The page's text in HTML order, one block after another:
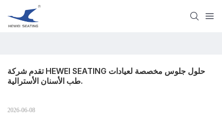
تقدم شركة HEWEI SEATING حلول جلوس مخصصة لعيادات
طب الأسنان الأسترالية.
2026-06-08